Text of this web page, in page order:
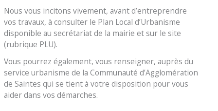
Nous vous incitons vivement, avant d’entreprendre
vos travaux, à consulter le Plan Local d’Urbanisme
disponible au secrétariat de la mairie et sur le site
(rubrique PLU).
Vous pourrez également, vous renseigner, auprès du
service urbanisme de la Communauté d’Agglomération
de Saintes qui se tient à votre disposition pour vous
aider dans vos démarches.